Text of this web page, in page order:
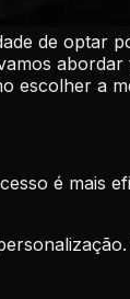
de
escolher a
é mais